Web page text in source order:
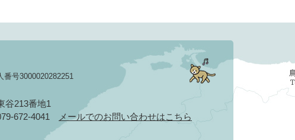
番号3000020282251
谷213番地1
672-4041 メールでのお問い合わせはこちら